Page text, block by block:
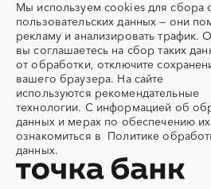
Азотные станции
Аквариумы
Алкогольная продукция
Алмазная резка
Алюминиевые профили
Аммоний
Антенны
Антрацит
Томская область
Тыва
Удмуртская республика
Хабаровский край
Ханты-Мансийский
Автономный округ - Югра
Чеченская республика
Чукотский AО
Ямало-Ненецкий AО
Мы используем cookies для сбора
пользовательских данных — они
рекламу и анализировать трафик.
вы соглашаетесь на сбор таких
от обработки, отключите
вашего браузера. На сайте
используются рекомендательные
технологии. С информацией об
данных и мерах по обеспечению
ознакомиться в Политике
данных.